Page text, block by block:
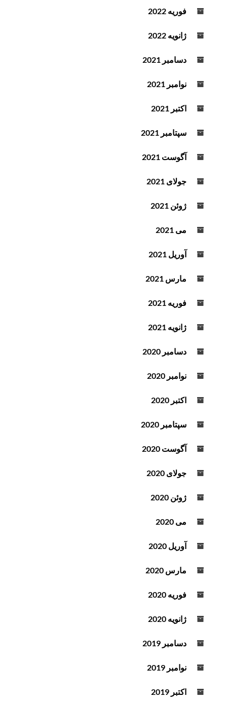
فوریه 2022
ژانویه 2022
دسامبر 2021
نوامبر 2021
اکتبر 2021
سپتامبر 2021
آگوست 2021
جولای 2021
ژوئن 2021
می 2021
آوریل 2021
مارس 2021
فوریه 2021
ژانویه 2021
دسامبر 2020
نوامبر 2020
اکتبر 2020
سپتامبر 2020
آگوست 2020
جولای 2020
ژوئن 2020
می 2020
آوریل 2020
مارس 2020
فوریه 2020
ژانویه 2020
دسامبر 2019
نوامبر 2019
اکتبر 2019